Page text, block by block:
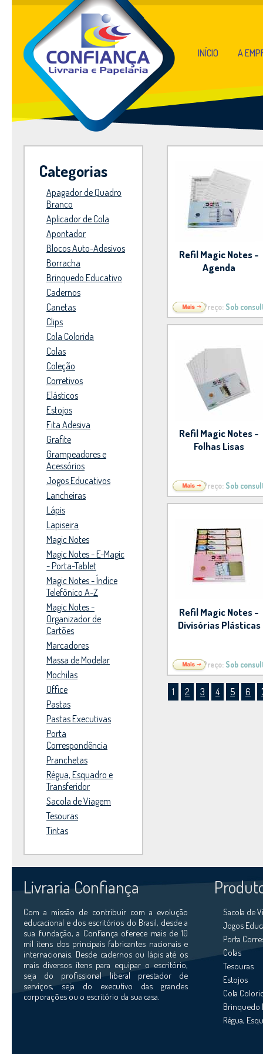
INÍCIO A
Categorias
Apagador de Quadro
Branco
Aplicador de Cola
Apontador
Blocos Auto-Adesivos
Borracha
Brinquedo Educativo
Cadernos
Canetas
Clips
Cola Colorida
Colas
Coleção
Corretivos
Elásticos
Estojos
Fita Adesiva
Grafite
Grampeadores e
Acessórios
Jogos Educativos
Lancheiras
Lápis
Lapiseira
Magic Notes
Magic Notes - E-Magic
- Porta-Tablet
Magic Notes - Índice
Telefônico A-Z
Magic Notes -
Organizador de
Cartões
Marcadores
Massa de Modelar
Mochilas
Office
Pastas
Pastas Executivas
Porta
Correspondência
Pranchetas
Régua, Esquadro e
Transferidor
Sacola de Viagem
Tesouras
Tintas
Refil Magic Notes -
Agenda
Preço: Sob
Refil Magic Notes -
Folhas Lisas
Preço: Sob
Refil Magic Notes -
Divisórias Plásticas
Preço: Sob
1 2 3 4 5 6
Livraria Confiança
Com a missão de contribuir com a evolução
educacional e dos escritórios do Brasil, desde a
sua fundação, a Confiança oferece mais de 10
mil itens dos principais fabricantes nacionais e
internacionais. Desde cadernos ou lápis até os
mais diversos ítens para equipar o escritório,
seja do profissional liberal prestador de
serviços, seja do executivo das grandes
corporações ou o escritório da sua casa.
Sacola de
Jogos
Porta
Colas
Tesouras
Estojos
Cola
Brinquedo
Régua,